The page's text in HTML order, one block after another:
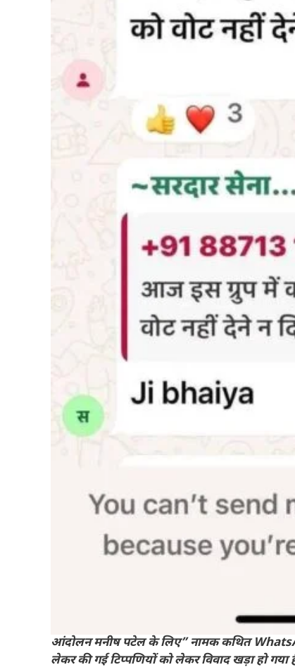
आंदोलन मनीष पटेल के लिए” नामक कथित
लेकर की गई टिप्पणियों को लेकर विवाद खड़ा हो गया